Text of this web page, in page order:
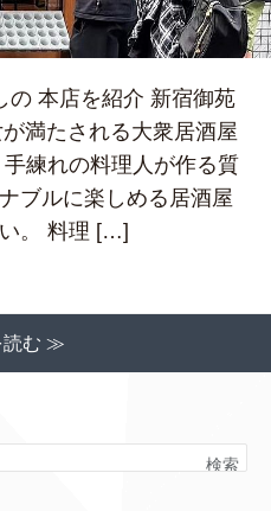
の 本店を紹介 新宿御苑
満たされる大衆居酒屋
練れの料理人が作る質
ブルに楽しめる居酒屋
。 料理 […]
読む ≫
検索